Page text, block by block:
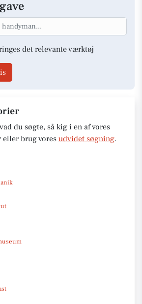
det relevante værktøj
du søgte, så kig i en af vores
eller brug vores udvidet søgning.